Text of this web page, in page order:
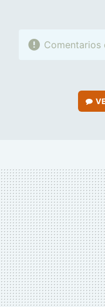
Comentarios